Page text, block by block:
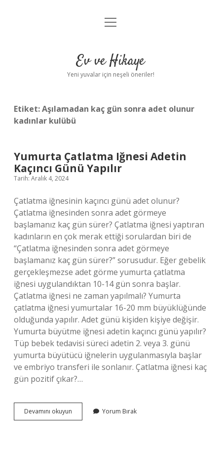
Anasayfa
Yasal Uyarı
menüyü
Ev ve Hikaye
Yeni yuvalar için neşeli öneriler!
Etiket:Aşılamadan kaç gün sonra adet olunur
kadınlar kulübü
Yumurta Çatlatma Iğnesi Adetin
Kaçıncı Günü Yapılır
Tarih: Aralık 4, 2024
Çatlatma iğnesinin kaçıncı günü adet olunur?
Çatlatma iğnesinden sonra adet görmeye
başlamanız kaç gün sürer? Çatlatma iğnesi yaptıran
kadınların en çok merak ettiği sorulardan biri de
“Çatlatma iğnesinden sonra adet görmeye
başlamanız kaç gün sürer?” sorusudur. Eğer gebelik
gerçekleşmezse adet görme yumurta çatlatma
iğnesi uygulandıktan 10-14 gün sonra başlar.
Çatlatma iğnesi ne zaman yapılmalı? Yumurta
çatlatma iğnesi yumurtalar 16-20 mm büyüklüğünde
olduğunda yapılır. Adet günü kişiden kişiye değişir.
Yumurta büyütme iğnesi adetin kaçıncı günü yapılır?
Tüp bebek tedavisi süreci adetin 2. veya 3. günü
yumurta büyütücü iğnelerin uygulanmasıyla başlar
ve embriyo transferi ile sonlanır. Çatlatma iğnesi kaç
gün pozitif çıkar?…
Devamını okuyun Yumurta
Çatlatma
Yorum Bırak